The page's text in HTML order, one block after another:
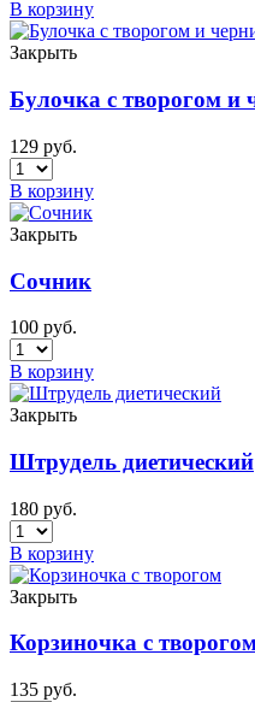
В корзину
Закрыть
Булочка с творогом и
129 руб.
В корзину
Закрыть
Сочник
100 руб.
В корзину
Закрыть
Штрудель диетический
180 руб.
В корзину
Закрыть
Корзиночка с
135 руб.